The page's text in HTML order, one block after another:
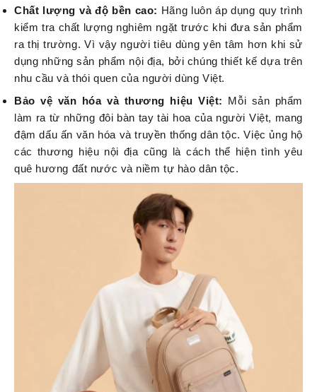
Chất lượng và độ bền cao: Hãng luôn áp dụng quy trình
kiểm tra chất lượng nghiêm ngặt trước khi đưa sản phẩm
ra thị trường. Vì vậy người tiêu dùng yên tâm hơn khi sử
dụng những sản phẩm nội địa, bởi chúng thiết kế dựa trên
nhu cầu và thói quen của người dùng Việt.
Bảo vệ văn hóa và thương hiệu Việt: Mỗi sản phẩm
làm ra từ những đôi bàn tay tài hoa của người Việt, mang
đậm dấu ấn văn hóa và truyền thống dân tộc. Việc ủng hộ
các thương hiệu nội địa cũng là cách thể hiện tình yêu
quê hương đất nước và niềm tự hào dân tộc.